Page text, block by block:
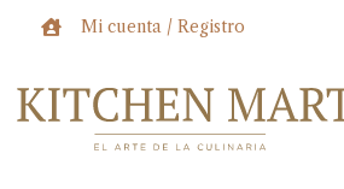
Mi cuenta / Registro